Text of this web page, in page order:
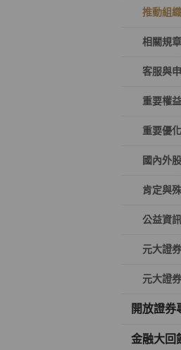
推動組織
相關規章
客服與
重要權
重要優
國內外
肯定與
公益資訊
元大證
元大證
開放證券
金融大回